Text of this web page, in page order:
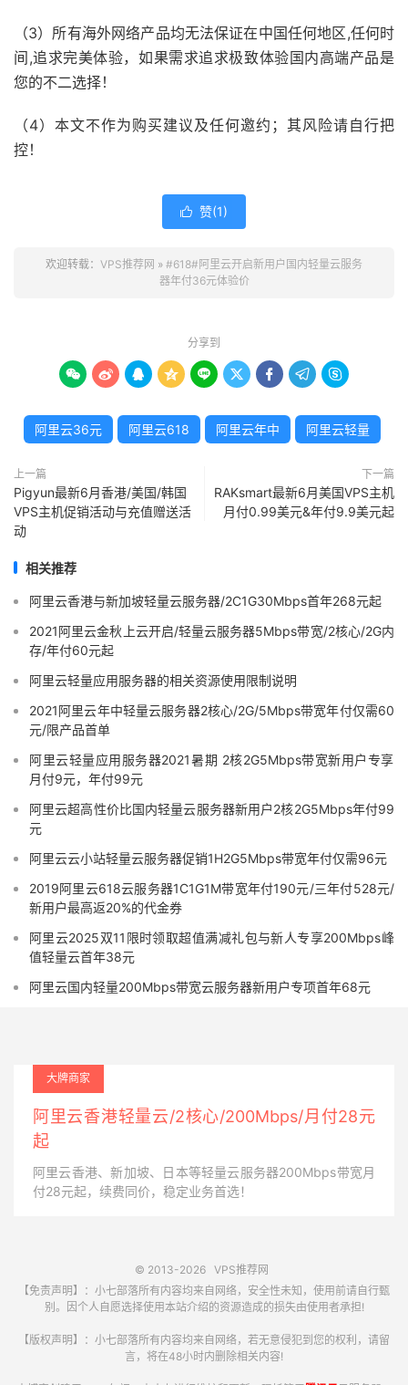
（3）所有海外网络产品均无法保证在中国任何地区,任何时
间,追求完美体验，如果需求追求极致体验国内高端产品是
您的不二选择！
（4）本文不作为购买建议及任何邀约；其风险请自行把
控！
 赞(1)
欢迎转载： VPS推荐网 » #618#阿里云开启新用户国内轻量云服务
器年付36元体验价
分享到
        
阿里云36元 阿里云618 阿里云年中 阿里云轻量
上一篇
Pigyun最新6月香港/美国/韩国
VPS主机促销活动与充值赠送活
动
下一篇
RAKsmart最新6月美国VPS主机
月付0.99美元&年付9.9美元起
相关推荐
阿里云香港与新加坡轻量云服务器/2C1G30Mbps首年268元起
2021阿里云金秋上云开启/轻量云服务器5Mbps带宽/2核心/2G内
存/年付60元起
阿里云轻量应用服务器的相关资源使用限制说明
2021阿里云年中轻量云服务器2核心/2G/5Mbps带宽年付仅需60
元/限产品首单
阿里云轻量应用服务器2021暑期 2核2G5Mbps带宽新用户专享
月付9元，年付99元
阿里云超高性价比国内轻量云服务器新用户2核2G5Mbps年付99
元
阿里云云小站轻量云服务器促销1H2G5Mbps带宽年付仅需96元
2019阿里云618云服务器1C1G1M带宽年付190元/三年付528元/
新用户最高返20%的代金券
阿里云2025双11限时领取超值满减礼包与新人专享200Mbps峰
值轻量云首年38元
阿里云国内轻量200Mbps带宽云服务器新用户专项首年68元
大牌商家
阿里云香港轻量云/2核心/200Mbps/月付28元
起
阿里云香港、新加坡、日本等轻量云服务器200Mbps带宽月
付28元起，续费同价，稳定业务首选！
© 2013-2026 VPS推荐网
【免责声明】：小七部落所有内容均来自网络，安全性未知，使用前请自行甄
别。因个人自愿选择使用本站介绍的资源造成的损失由使用者承担!
【版权声明】：小七部落所有内容均来自网络，若无意侵犯到您的权利，请留
言，将在48小时内删除相关内容!